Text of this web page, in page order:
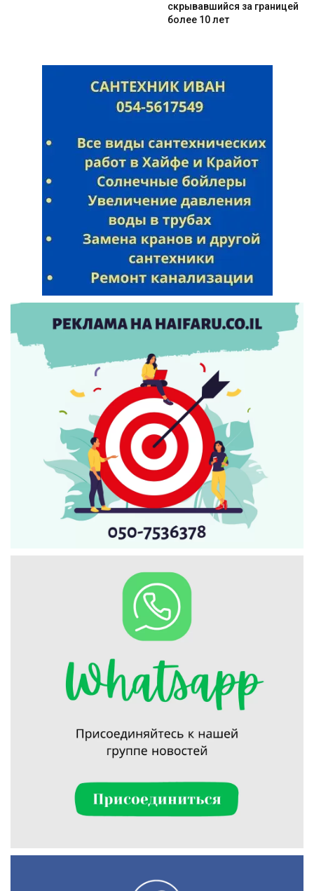
Искать
скрывавшийся за границей
более 10 лет